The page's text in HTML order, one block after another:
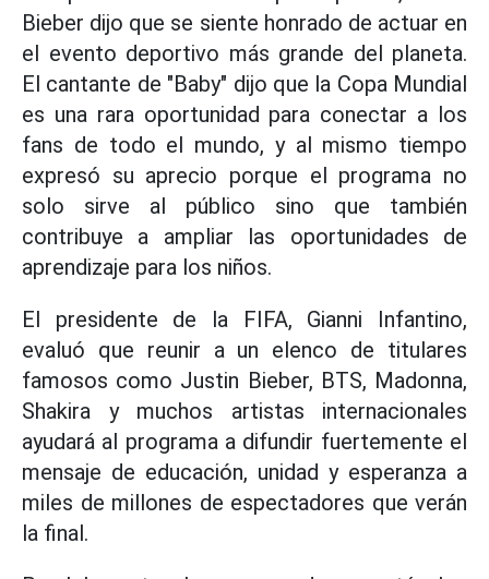
Bieber dijo que se siente honrado de actuar en
el evento deportivo más grande del planeta.
El cantante de "Baby" dijo que la Copa Mundial
es una rara oportunidad para conectar a los
fans de todo el mundo, y al mismo tiempo
expresó su aprecio porque el programa no
solo sirve al público sino que también
contribuye a ampliar las oportunidades de
aprendizaje para los niños.
El presidente de la FIFA, Gianni Infantino,
evaluó que reunir a un elenco de titulares
famosos como Justin Bieber, BTS, Madonna,
Shakira y muchos artistas internacionales
ayudará al programa a difundir fuertemente el
mensaje de educación, unidad y esperanza a
miles de millones de espectadores que verán
la final.